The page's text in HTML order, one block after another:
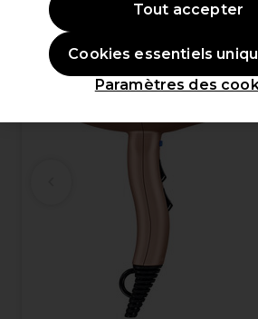
Paramètres des
Cookies essentiels
Tout accepter